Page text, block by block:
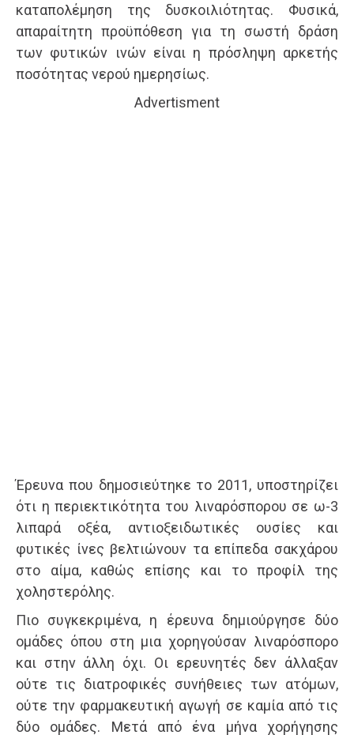
καταπολέμηση της δυσκοιλιότητας. Φυσικά,
απαραίτητη προϋπόθεση για τη σωστή δράση
των φυτικών ινών είναι η πρόσληψη αρκετής
ποσότητας νερού ημερησίως.
Advertisment
Έρευνα που δημοσιεύτηκε το 2011, υποστηρίζει
ότι η περιεκτικότητα του λιναρόσπορου σε ω-3
λιπαρά οξέα, αντιοξειδωτικές ουσίες και
φυτικές ίνες βελτιώνουν τα επίπεδα σακχάρου
στο αίμα, καθώς επίσης και το προφίλ της
χοληστερόλης.
Πιο συγκεκριμένα, η έρευνα δημιούργησε δύο
ομάδες όπου στη μια χορηγούσαν λιναρόσπορο
και στην άλλη όχι. Οι ερευνητές δεν άλλαξαν
ούτε τις διατροφικές συνήθειες των ατόμων,
ούτε την φαρμακευτική αγωγή σε καμία από τις
δύο ομάδες. Μετά από ένα μήνα χορήγησης